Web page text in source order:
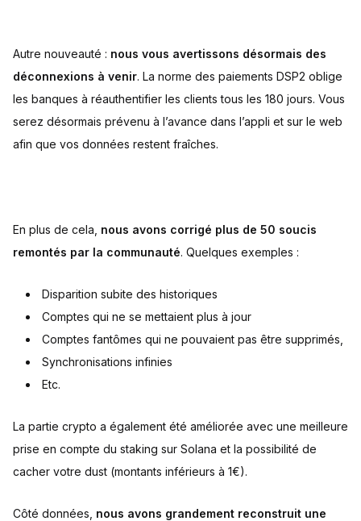
Autre nouveauté : nous vous avertissons désormais des
déconnexions à venir. La norme des paiements DSP2 oblige
les banques à réauthentifier les clients tous les 180 jours. Vous
serez désormais prévenu à l’avance dans l’appli et sur le web
afin que vos données restent fraîches.
En plus de cela, nous avons corrigé plus de 50 soucis
remontés par la communauté. Quelques exemples :
Disparition subite des historiques
Comptes qui ne se mettaient plus à jour
Comptes fantômes qui ne pouvaient pas être supprimés,
Synchronisations infinies
Etc.
La partie crypto a également été améliorée avec une meilleure
prise en compte du staking sur Solana et la possibilité de
cacher votre dust (montants inférieurs à 1€).
Côté données, nous avons grandement reconstruit une